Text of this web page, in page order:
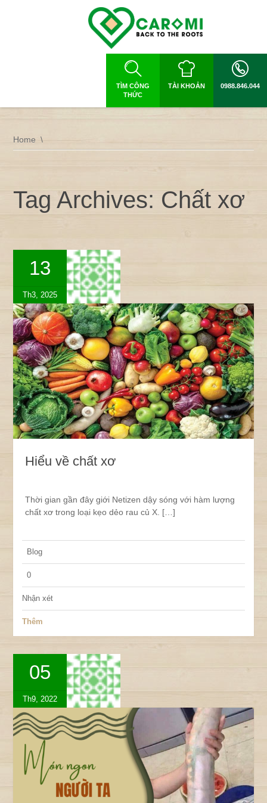
TÌM CÔNG
THỨC
TÀI KHOẢN 0988.846.044
Home
Tag Archives: Chất xơ
13
Th3, 2025
Hiểu về chất xơ
Thời gian gần đây giới Netizen dậy sóng với hàm lượng
chất xơ trong loại kẹo dẻo rau củ X. […]
Blog
0
Nhận xét
Thêm
05
Th9, 2022